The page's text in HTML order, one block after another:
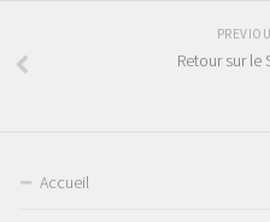
Retour sur le
Accueil